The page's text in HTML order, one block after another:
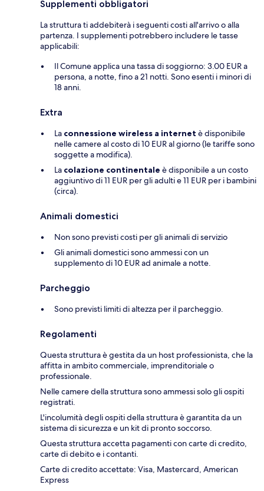
Supplementi obbligatori
La struttura ti addebiterà i seguenti costi all'arrivo o alla
partenza. I supplementi potrebbero includere le tasse
applicabili:
Il Comune applica una tassa di soggiorno: 3.00 EUR a
persona, a notte, fino a 21 notti. Sono esenti i minori di
18 anni.
Extra
La connessione wireless a internet è disponibile
nelle camere al costo di 10 EUR al giorno (le tariffe sono
soggette a modifica).
La colazione continentale è disponibile a un costo
aggiuntivo di 11 EUR per gli adulti e 11 EUR per i bambini
(circa).
Animali domestici
Non sono previsti costi per gli animali di servizio
Gli animali domestici sono ammessi con un
supplemento di 10 EUR ad animale a notte.
Parcheggio
Sono previsti limiti di altezza per il parcheggio.
Regolamenti
Questa struttura è gestita da un host professionista, che la
affitta in ambito commerciale, imprenditoriale o
professionale.
Nelle camere della struttura sono ammessi solo gli ospiti
registrati.
L'incolumità degli ospiti della struttura è garantita da un
sistema di sicurezza e un kit di pronto soccorso.
Questa struttura accetta pagamenti con carte di credito,
carte di debito e i contanti.
Carte di credito accettate: Visa, Mastercard, American
Express